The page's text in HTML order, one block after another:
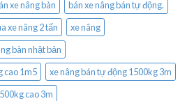
xe nâng bàn
bán xe nâng bán tự động.
xe nâng 2 tấn
xe nâng
bàn nhật bản
cao 1m5
xe nâng bán tự động 1500kg 3m
cao 3m